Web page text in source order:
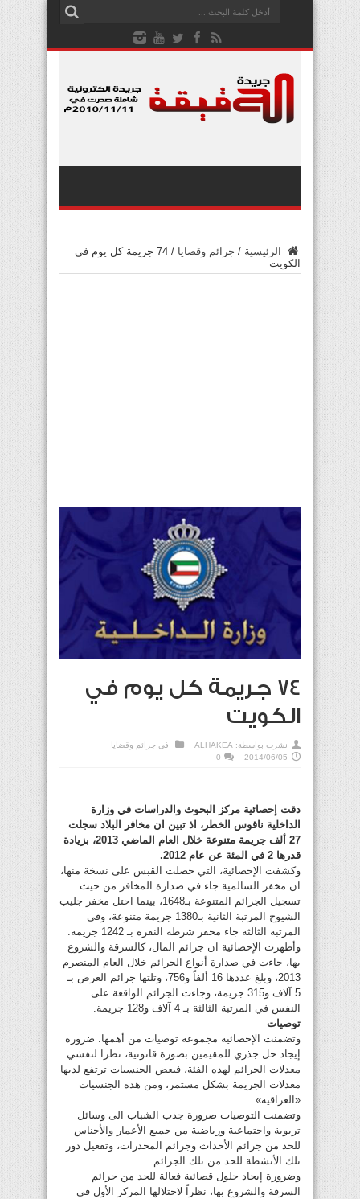
الرئيسية / جرائم وقضايا /
74 جريمة كل يوم في
الكويت
74 جريمة كل يوم في
الكويت
نشرت بواسطة: ALHAKEA في جرائم وقضايا
2014/06/05
0
دقت إحصائية مركز البحوث والدراسات في وزارة
الداخلية ناقوس الخطر، اذ تبين ان مخافر البلاد سجلت
27 ألف جريمة متنوعة خلال العام الماضي 2013، بزيادة
قدرها 2 في المئة عن عام 2012.
وكشفت الإحصائية، التي حصلت القبس على نسخة منها،
ان مخفر السالمية جاء في صدارة المخافر من حيث
تسجيل الجرائم المتنوعة بـ1648، بينما احتل مخفر جليب
الشيوخ المرتبة الثانية بـ1380 جريمة متنوعة، وفي
المرتبة الثالثة جاء مخفر شرطة النقرة بـ 1242 جريمة.
وأظهرت الإحصائية ان جرائم المال، كالسرقة والشروع
بها، جاءت في صدارة أنواع الجرائم خلال العام المنصرم
2013، وبلغ عددها 16 ألفاً و756، وتلتها جرائم العرض بـ
5 آلاف و315 جريمة، وجاءت الجرائم الواقعة على
النفس في المرتبة الثالثة بـ 4 آلاف و128 جريمة.
توصيات
وتضمنت الإحصائية مجموعة توصيات من أهمها: ضرورة
إيجاد حل جذري للمقيمين بصورة قانونية، نظرا لتفشي
معدلات الجرائم لهذه الفئة، فبعض الجنسيات ترتفع لديها
معدلات الجريمة بشكل مستمر، ومن هذه الجنسيات
«العراقية».
وتضمنت التوصيات ضرورة جذب الشباب الى وسائل
تربوية واجتماعية ورياضية من جميع الأعمار والأجناس
للحد من جرائم الأحداث وجرائم المخدرات، وتفعيل دور
تلك الأنشطة للحد من تلك الجرائم.
وضرورة إيجاد حلول قضائية فعالة للحد من جرائم
السرقة والشروع بها، نظراً لاحتلالها المركز الأول في